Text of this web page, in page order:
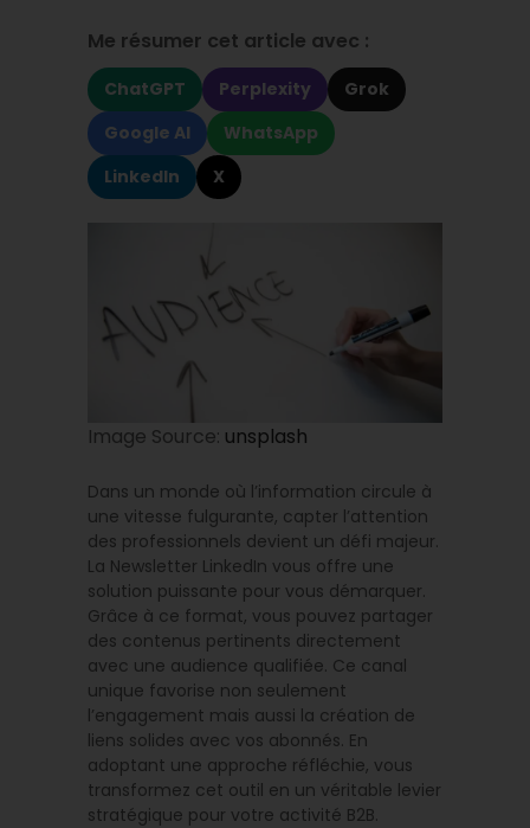
Me résumer cet article avec :
ChatGPT Perplexity
Grok
Google AI
WhatsApp
LinkedIn
X
Image Source: unsplash
Dans un monde où l’information circule à
une vitesse fulgurante, capter l’attention
des professionnels devient un défi majeur.
La Newsletter LinkedIn vous offre une
solution puissante pour vous démarquer.
Grâce à ce format, vous pouvez partager
des contenus pertinents directement
avec une audience qualifiée. Ce canal
unique favorise non seulement
l’engagement mais aussi la création de
liens solides avec vos abonnés. En
adoptant une approche réfléchie, vous
transformez cet outil en un véritable levier
stratégique pour votre activité B2B.